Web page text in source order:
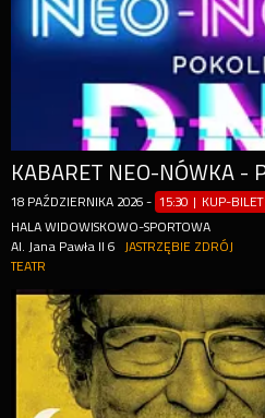
18 PAŹDZIERNIKA 2026 - 15:30 | KUP-BILET
HALA WIDOWISKOWO-SPORTOWA
Al. Jana Pawła II 6
JASTRZĘBIE ZDRÓJ
TEATR